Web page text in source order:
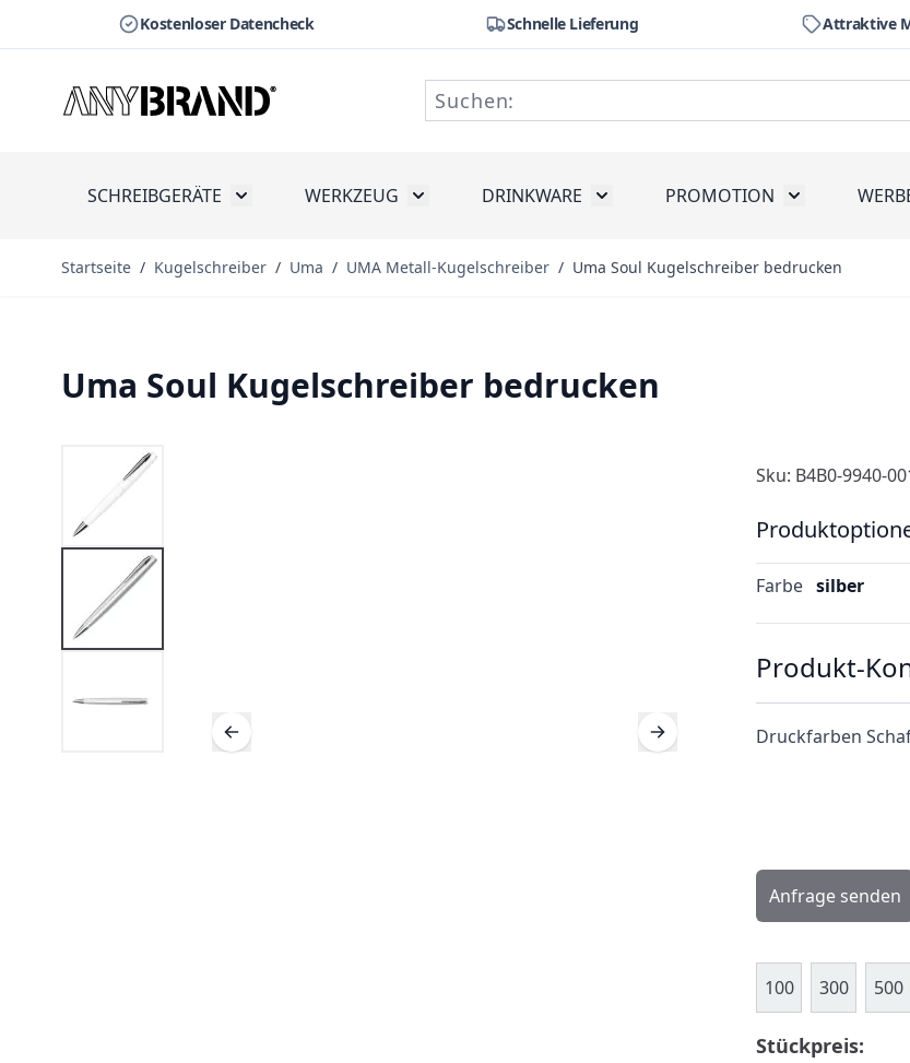
Kostenloser Datencheck Schnelle Lieferung Attraktive
SCHREIBGERÄTE Toggle submenu for Schreibgeräte
WERKZEUG Toggle submenu for Werkzeug
DRINKWARE Toggle submenu for Drinkware
PROMOTION Toggle
Startseite / Kugelschreiber / Uma / UMA Metall-Kugelschreiber / Uma Soul Kugelschreiber bedrucken
Uma Soul Kugelschreiber bedrucken
Sku: B4B0-9940-
Farbe silber
Produkt-
Druckfarben
Anfrage senden
100 300 500
Stückpreis: